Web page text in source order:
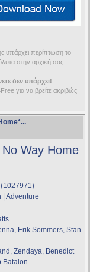
υπάρχει περίπτωση το
στην αρχική σας
δεν υπάρχει!
για να βρείτε ακριβώς
...
Way Home
| Adventure
Erik Sommers, Stan
Zendaya, Benedict
Batalon